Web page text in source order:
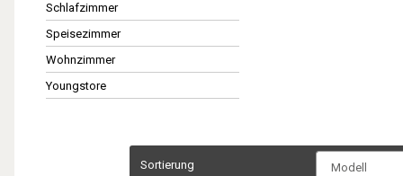
Schlafzimmer
Speisezimmer
Wohnzimmer
Youngstore
Sortierung